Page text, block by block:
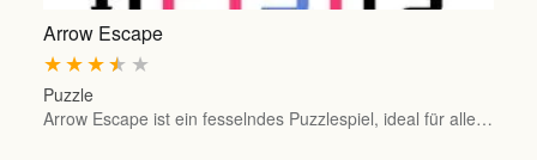
Arrow Escape
★
★
★
★
★
Puzzle
Arrow Escape ist ein fesselndes Puzzlespiel, ideal für alle…